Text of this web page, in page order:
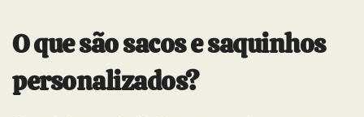
O que são sacos e saquinhos
personalizados?